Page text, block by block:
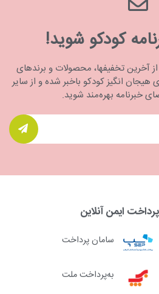
کودکو شوید!
آخرین تخفیفها، محصولات و برندهای
هیجان انگیز کودکو باخبر شده و از سایر
خبرنامه بهره‌مند شوید.
پرداخت ایمن آنلاین
سامان پرداخت
به‌پرداخت ملت